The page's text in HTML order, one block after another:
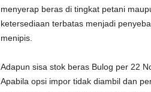
menyerap beras di tingkat petani
ketersediaan terbatas menjadi
menipis.
Adapun sisa stok beras Bulog per 22
Apabila opsi impor tidak diambil dan